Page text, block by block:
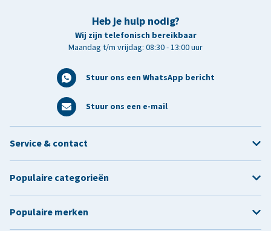
Heb je hulp nodig?
Wij zijn telefonisch bereikbaar
Maandag t/m vrijdag: 08:30 - 13:00 uur
Stuur ons een WhatsApp bericht
Stuur ons een e-mail
Service & contact
Populaire categorieën
Populaire merken